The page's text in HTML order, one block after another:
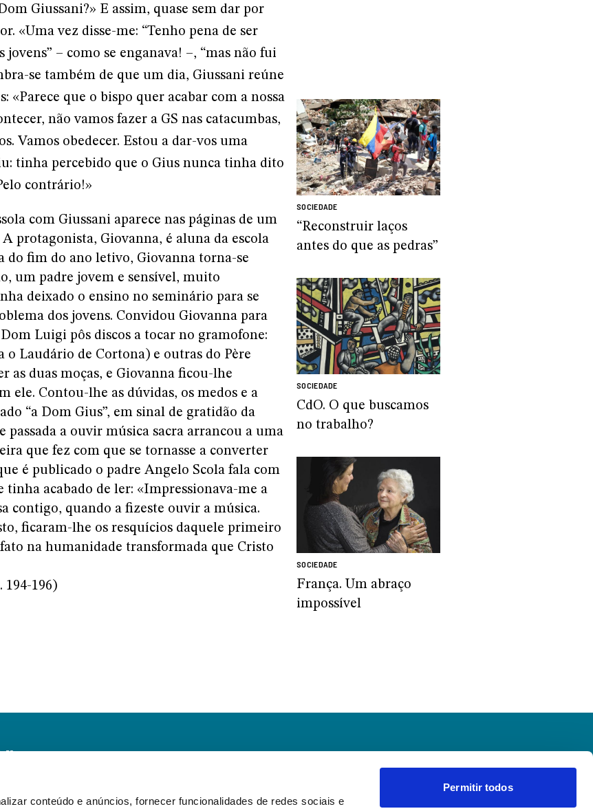
conteúdo e anúncios, fornecer funcionalidades de redes sociais e
Permitir todos
Giussani?» E assim, quase sem dar por
«Uma vez disse-me: “Tenho pena de ser
– como se enganava! –, “mas não fui
se também de que um dia, Giussani reúne
«Parece que o bispo quer acabar com a nossa
não vamos fazer a GS nas catacumbas,
Vamos obedecer. Estou a dar-vos uma
tinha percebido que o Gius nunca tinha dito
contrário!»
com Giussani aparece nas páginas de um
protagonista, Giovanna, é aluna da escola
do fim do ano letivo, Giovanna torna-se
um padre jovem e sensível, muito
deixado o ensino no seminário para se
dos jovens. Convidou Giovanna para
Luigi pôs discos a tocar no gramofone:
o Laudário de Cortona) e outras do Père
as duas moças, e Giovanna ficou-lhe
ele. Contou-lhe as dúvidas, os medos e a
“a Dom Gius”, em sinal de gratidão da
passada a ouvir música sacra arrancou a uma
que fez com que se tornasse a converter
é publicado o padre Angelo Scola fala com
tinha acabado de ler: «Impressionava-me a
contigo, quando a fizeste ouvir a música.
ficaram-lhe os resquícios daquele primeiro
na humanidade transformada que Cristo
194-196)
SOCIEDADE
“Reconstruir laços
antes do que as pedras”
SOCIEDADE
CdO. O que buscamos
no trabalho?
SOCIEDADE
França. Um abraço
impossível